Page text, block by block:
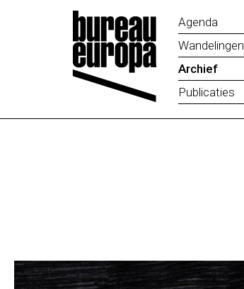
Agenda
Wandelingen
Archief
Publicaties